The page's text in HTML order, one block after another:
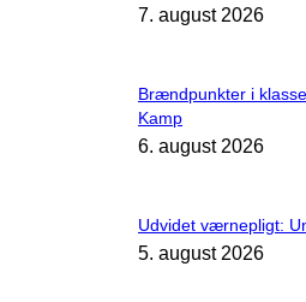
7. august 2026
Brændpunkter i
Kamp
6. august 2026
Udvidet værnepligt:
5. august 2026